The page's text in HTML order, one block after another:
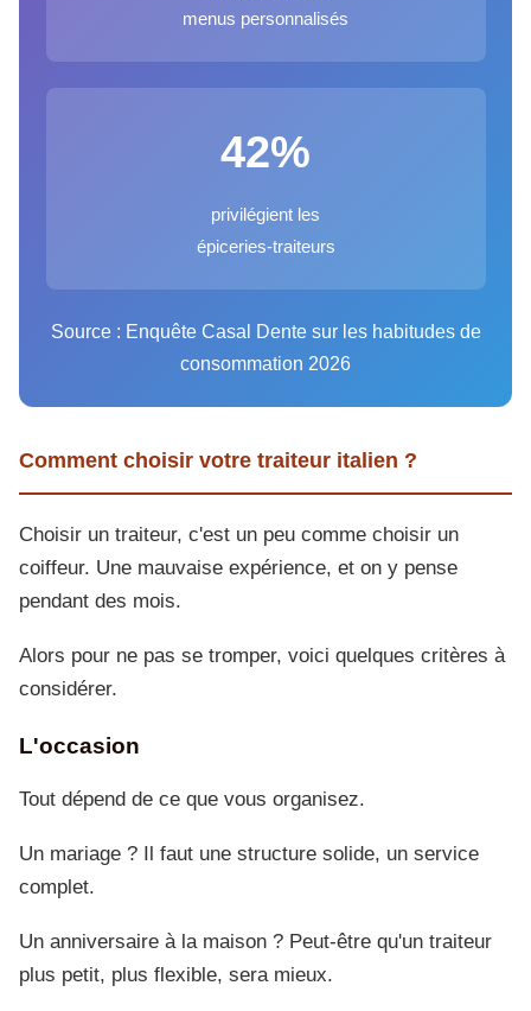
menus personnalisés
42%
privilégient les
épiceries-traiteurs
Source : Enquête Casal Dente sur les habitudes de
consommation 2026
Comment choisir votre traiteur italien ?
Choisir un traiteur, c'est un peu comme choisir un
coiffeur. Une mauvaise expérience, et on y pense
pendant des mois.
Alors pour ne pas se tromper, voici quelques critères à
considérer.
L'occasion
Tout dépend de ce que vous organisez.
Un mariage ? Il faut une structure solide, un service
complet.
Un anniversaire à la maison ? Peut-être qu'un traiteur
plus petit, plus flexible, sera mieux.